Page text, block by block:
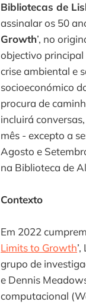
Bibliotecas de
assinalar os 50
Growth’, no
objectivo
crise ambiental e
socioeconómico
procura de
incluirá
mês - excepto a
Agosto e
na Biblioteca de
Contexto
Em 2022
Limits to Growth
grupo de
e Dennis
computacional